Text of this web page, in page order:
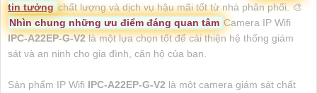
tin tưởng chất lượng và dịch vụ hậu mãi tốt từ nhà phân phối. 🎨
Nhìn chung những ưu điểm đáng quan tâm Camera IP Wifi
IPC-A22EP-G-V2là một lựa chọn tốt để cải thiện hệ thống giám
sát và an ninh cho gia đình, căn hộ của bạn.
Sản phẩm IP Wifi IPC-A22EP-G-V2 là một camera giám sát chất